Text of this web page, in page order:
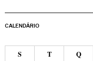
CALENDÁRIO
S T Q